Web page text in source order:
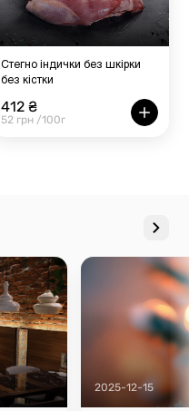
Стегно індички без шкірки
без кістки
412 ₴
52 грн /100г
2025-12-15